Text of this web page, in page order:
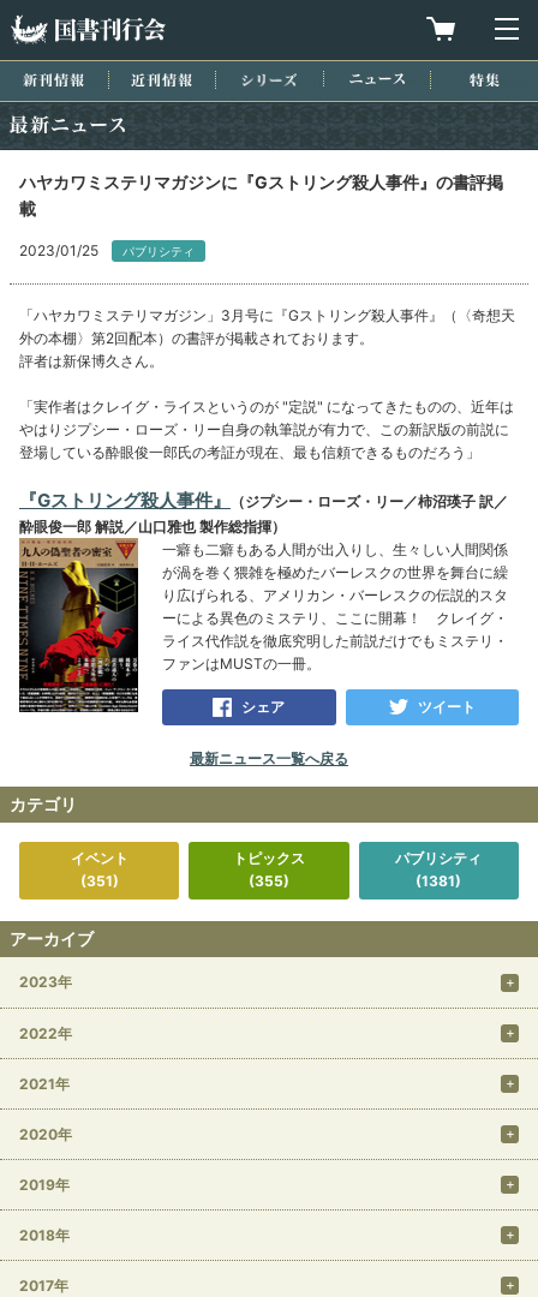
買物カゴを
新刊情報 近刊情報 シリーズ ニュース
ハヤカワミステリマガジンに『Gストリング殺人事件』の書評掲
載
2023/01/25 パブリシティ
「ハヤカワミステリマガジン」3月号に『Gストリング殺人事件』（〈奇想天
外の本棚〉第2回配本）の書評が掲載されております。
評者は新保博久さん。
「実作者はクレイグ・ライスというのが "定説" になってきたものの、近年は
やはりジプシー・ローズ・リー自身の執筆説が有力で、この新訳版の前説に
登場している酔眼俊一郎氏の考証が現在、最も信頼できるものだろう」
『Gストリング殺人事件』
（ジプシー・ローズ・リー／柿沼瑛子 訳／
酔眼俊一郎 解説／山口雅也 製作総指揮）
一癖も二癖もある人間が出入りし、生々しい人間関係
が渦を巻く猥雑を極めたバーレスクの世界を舞台に繰
り広げられる、アメリカン・バーレスクの伝説的スタ
ーによる異色のミステリ、ここに開幕！ クレイグ・
ライス代作説を徹底究明した前説だけでもミステリ・
ファンはMUSTの一冊。
シェア ツイート
最新ニュース一覧へ戻る
カテゴリ
イベント
(351)
トピックス
(355)
パブリシティ
(1381)
アーカイブ
2023年
2022年
2021年
2020年
2019年
2018年
2017年